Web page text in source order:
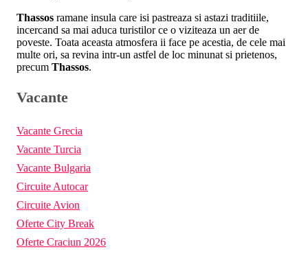
Thassos ramane insula care isi pastreaza si astazi traditiile,
incercand sa mai aduca turistilor ce o viziteaza un aer de
poveste. Toata aceasta atmosfera ii face pe acestia, de cele mai
multe ori, sa revina intr-un astfel de loc minunat si prietenos,
precum Thassos.
Vacante
Vacante Grecia
Vacante Turcia
Vacante Bulgaria
Circuite Autocar
Circuite Avion
Oferte City Break
Oferte Craciun 2026